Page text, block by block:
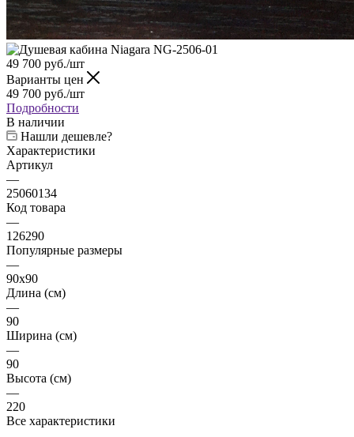
49 700руб. /шт
Варианты цен
49 700руб. /шт
Подробности
В наличии
Нашли дешевле?
Характеристики
Артикул
—
25060134
Код товара
—
126290
Популярные размеры
—
90x90
Длина (см)
—
90
Ширина (см)
—
90
Высота (см)
—
220
Все характеристики
Описание